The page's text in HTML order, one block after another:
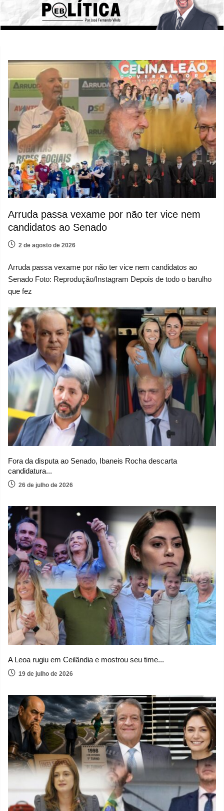
Arruda passa vexame por não ter vice nem
candidatos ao Senado
2 de agosto de 2026
Arruda passa vexame por não ter vice nem candidatos ao
Senado Foto: Reprodução/Instagram Depois de todo o barulho
que fez
Fora da disputa ao Senado, Ibaneis Rocha descarta
candidatura...
26 de julho de 2026
A Leoa rugiu em Ceilândia e mostrou seu time...
19 de julho de 2026